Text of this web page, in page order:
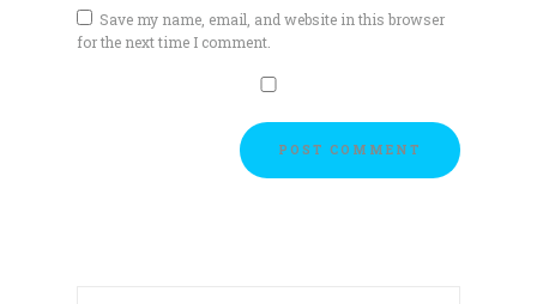
Save my name, email, and website in this browser
for the next time I comment.